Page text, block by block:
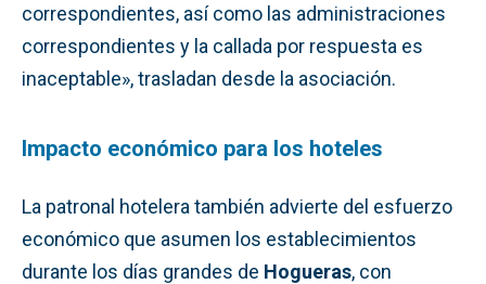
correspondientes, así como las administraciones
correspondientes y la callada por respuesta es
inaceptable», trasladan desde la asociación.
Impacto económico para los hoteles
La patronal hotelera también advierte del esfuerzo
económico que asumen los establecimientos
durante los días grandes de Hogueras, con